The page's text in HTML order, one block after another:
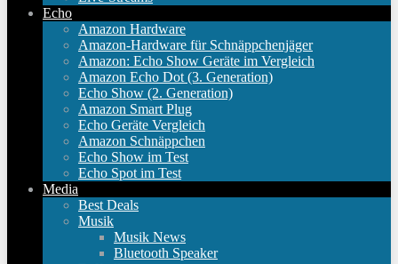
Echo
Amazon Hardware
Amazon-Hardware für Schnäppchenjäger
Amazon: Echo Show Geräte im Vergleich
Amazon Echo Dot (3. Generation)
Echo Show (2. Generation)
Amazon Smart Plug
Echo Geräte Vergleich
Amazon Schnäppchen
Echo Show im Test
Echo Spot im Test
Media
Best Deals
Musik
Musik News
Bluetooth Speaker